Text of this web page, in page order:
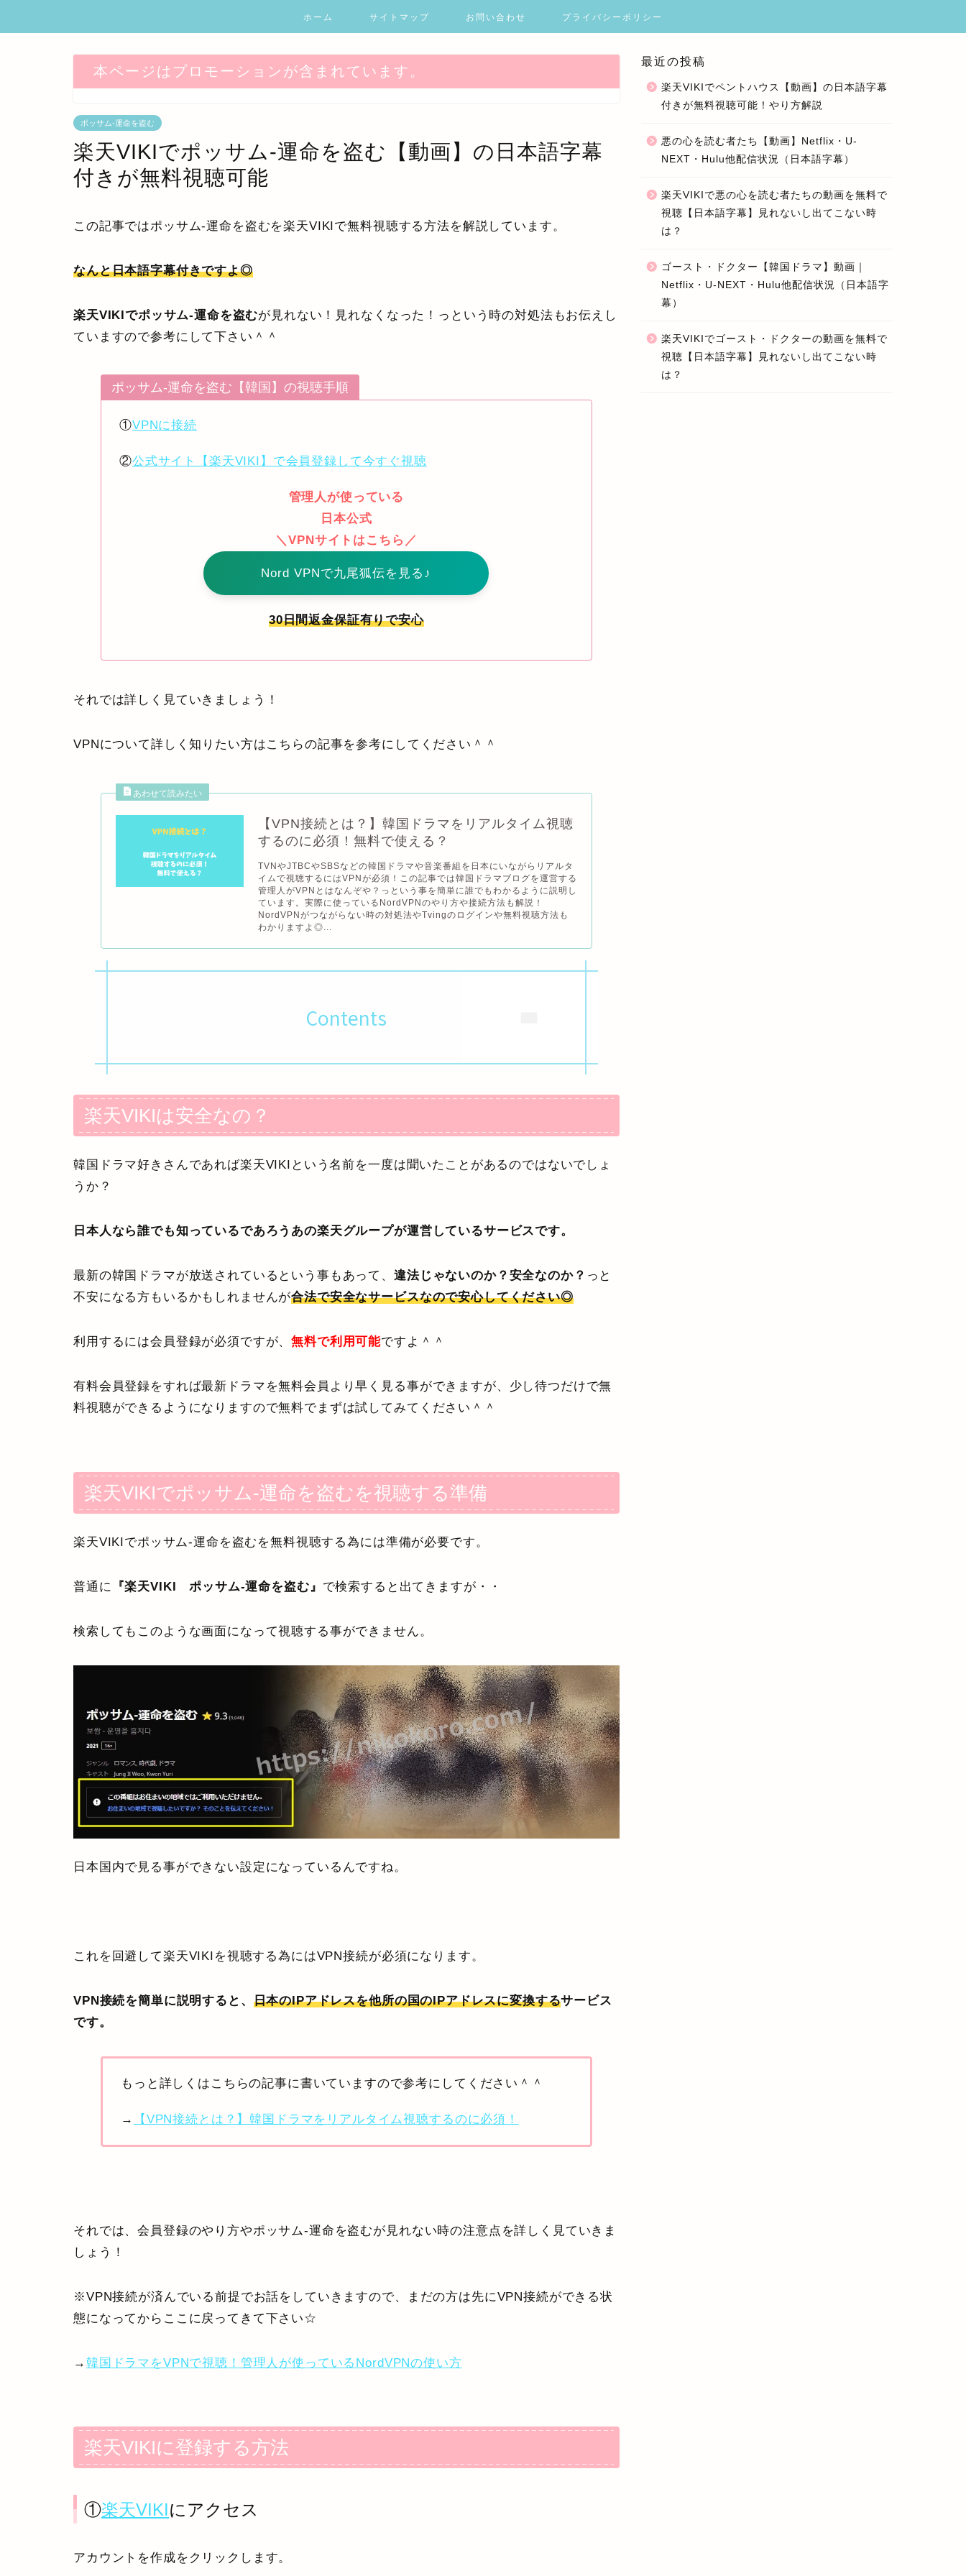
ホーム サイトマップ お問い合わせ プライバシーポリシー
本ページはプロモーションが含まれています。
ポッサム-運命を盗む
楽天VIKIでポッサム-運命を盗む【動画】の日本語字幕
付きが無料視聴可能
この記事ではポッサム-運命を盗むを楽天VIKIで無料視聴する方法を解説しています。
なんと日本語字幕付きですよ◎
楽天VIKIでポッサム-運命を盗むが見れない！見れなくなった！っという時の対処法もお伝えし
ていますので参考にして下さい＾＾
ポッサム-運命を盗む【韓国】の視聴手順
①VPNに接続
②公式サイト【楽天VIKI】で会員登録して今すぐ視聴
管理人が使っている
日本公式
＼VPNサイトはこちら／
Nord VPNで九尾狐伝を見る♪
30日間返金保証有りで安心
それでは詳しく見ていきましょう！
VPNについて詳しく知りたい方はこちらの記事を参考にしてください＾＾
【VPN接続とは？】韓国ドラマをリアルタイム視聴
するのに必須！無料で使える？
TVNやJTBCやSBSなどの韓国ドラマや音楽番組を日本にいながらリアルタ
イムで視聴するにはVPNが必須！この記事では韓国ドラマブログを運営する
管理人がVPNとはなんぞや？っという事を簡単に誰でもわかるように説明し
ています。実際に使っているNordVPNのやり方や接続方法も解説！
NordVPNがつながらない時の対処法やTvingのログインや無料視聴方法も
わかりますよ◎...
Contents
楽天VIKIは安全なの？
韓国ドラマ好きさんであれば楽天VIKIという名前を一度は聞いたことがあるのではないでしょ
うか？
日本人なら誰でも知っているであろうあの楽天グループが運営しているサービスです。
最新の韓国ドラマが放送されているという事もあって、 違法じゃないのか？安全なのか？ っと
不安になる方もいるかもしれませんが合法で安全なサービスなので安心してください◎
利用するには会員登録が必須ですが、無料で利用可能ですよ＾＾
有料会員登録をすれば最新ドラマを無料会員より早く見る事ができますが、少し待つだけで無
料視聴ができるようになりますので無料でまずは試してみてください＾＾
楽天VIKIでポッサム-運命を盗むを視聴する準備
楽天VIKIでポッサム-運命を盗むを無料視聴する為には準備が必要です。
普通に 『楽天VIKI ポッサム-運命を盗む』 で検索すると出てきますが・・
検索してもこのような画面になって視聴する事ができません。
日本国内で見る事ができない設定になっているんですね。
これを回避して楽天VIKIを視聴する為にはVPN接続が必須になります。
VPN接続を簡単に説明すると、 日本のIPアドレスを他所の国のIPアドレスに変換するサービス
です。
もっと詳しくはこちらの記事に書いていますので参考にしてください＾＾
→ 【VPN接続とは？】韓国ドラマをリアルタイム視聴するのに必須！
それでは、会員登録のやり方やポッサム-運命を盗むが見れない時の注意点を詳しく見ていきま
しょう！
※VPN接続が済んでいる前提でお話をしていきますので、まだの方は先にVPN接続ができる状
態になってからここに戻ってきて下さい☆
→ 韓国ドラマをVPNで視聴！管理人が使っているNordVPNの使い方
楽天VIKIに登録する方法
①楽天VIKIにアクセス
アカウントを作成をクリックします。
最近の投稿
楽天VIKIでペントハウス【動画】の日本語字幕
付きが無料視聴可能！やり方解説
悪の心を読む者たち【動画】Netflix・U-
NEXT・Hulu他配信状況（日本語字幕）
楽天VIKIで悪の心を読む者たちの動画を無料で
視聴【日本語字幕】見れないし出てこない時
は？
ゴースト・ドクター【韓国ドラマ】動画｜
Netflix・U-NEXT・Hulu他配信状況（日本語字
幕）
楽天VIKIでゴースト・ドクターの動画を無料で
視聴【日本語字幕】見れないし出てこない時
は？